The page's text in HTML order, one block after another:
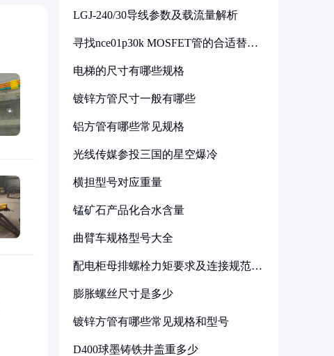
LGJ-240/30导线参数及载流量解析
寻找nce01p30k MOSFET管的合适替代
电梯的尺寸有哪些规格
镀锌方管尺寸一般有哪些
铝方管有哪些常见规格
光线传媒参投三国的星空爆冷
横担型号对应重量
锰矿石产品化合水含量
曲臂车规格型号大全
配电柜母排螺栓力矩要求及连接规范详
膨胀螺丝尺寸是多少
镀锌方管有哪些常见规格和型号
D400球墨铸铁井盖重多少